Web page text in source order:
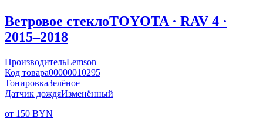
Ветровое стеклоTOYOTA · RAV 4 ·
2015–2018
ПроизводительLemson
Код товара00000010295
ТонировкаЗелёное
Датчик дождяИзменённый
от 150 BYN